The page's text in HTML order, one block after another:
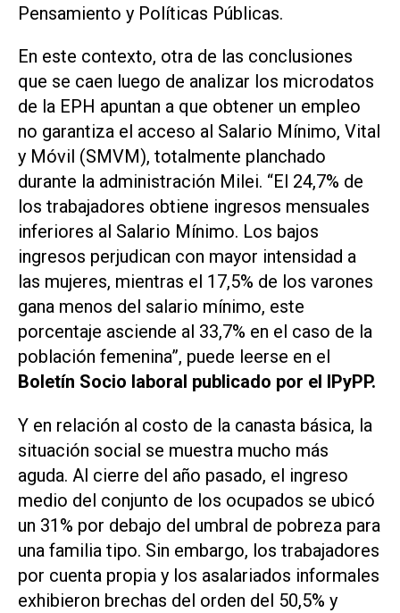
Pensamiento y Políticas Públicas.
En este contexto, otra de las conclusiones
que se caen luego de analizar los microdatos
de la EPH apuntan a que obtener un empleo
no garantiza el acceso al Salario Mínimo, Vital
y Móvil (SMVM), totalmente planchado
durante la administración Milei. “El 24,7% de
los trabajadores obtiene ingresos mensuales
inferiores al Salario Mínimo. Los bajos
ingresos perjudican con mayor intensidad a
las mujeres, mientras el 17,5% de los varones
gana menos del salario mínimo, este
porcentaje asciende al 33,7% en el caso de la
población femenina”, puede leerse en el
Boletín Socio laboral publicado por el IPyPP.
Y en relación al costo de la canasta básica, la
situación social se muestra mucho más
aguda. Al cierre del año pasado, el ingreso
medio del conjunto de los ocupados se ubicó
un 31% por debajo del umbral de pobreza para
una familia tipo. Sin embargo, los trabajadores
por cuenta propia y los asalariados informales
exhibieron brechas del orden del 50,5% y